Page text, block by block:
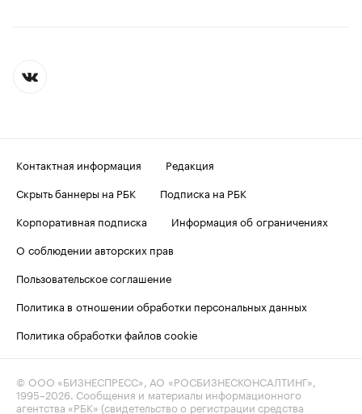
Контактная информация
Редакция
Скрыть баннеры на РБК
Подписка на РБК
Корпоративная подписка
Информация об ограничениях
О соблюдении авторских прав
Пользовательское соглашение
Политика в отношении обработки персональных данных
Политика обработки файлов cookie
© ООО «БИЗНЕСПРЕСС», АО «РОСБИЗНЕСКОНСАЛТИНГ»,
1995–2026 . Сообщения и материалы информационного
агентства «РБК» (свидетельство о регистрации средства